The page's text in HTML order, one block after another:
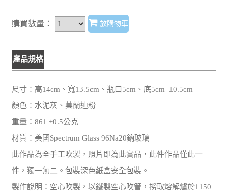
購買數量： 放購物車
產品規格
尺寸：高14cm、寬13.5cm、瓶口5cm、底5cm ±0.5cm
顏色：水泥灰、莫蘭迪粉
重量：861 ±0.5公克
材質：美國Spectrum Glass 96Na20鈉玻璃
此作品為全手工吹製，照片即為此實品，此件作品僅此一
件，獨一無二。包裝深色紙盒安全包裝。
製作說明：空心吹製，以鐵製空心吹管，撈取熔解爐於1150